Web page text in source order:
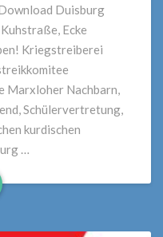
Duisburg
Ecke
Kriegstreiberei
Marxloher Nachbarn,
Schülervertretung,
kurdischen
…